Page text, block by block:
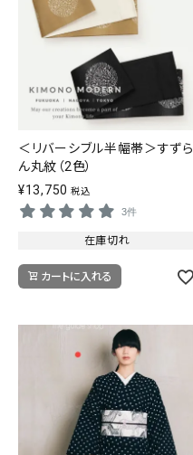
＜リバーシブル半幅帯＞すずら
ん丸紋（2色）
¥13,750 税込
3件
在庫切れ
カートに入れる